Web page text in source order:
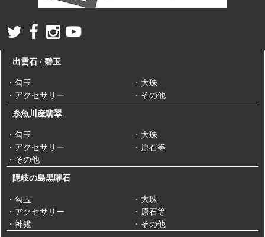
出雲石 / 碧玉
・勾玉
・大珠
・アクセサリー
・その他
糸魚川産翡翠
・勾玉
・大珠
・アクセサリー
・原石等
・その他
隠岐の島黒曜石
・勾玉
・大珠
・アクセサリー
・原石等
・神鏡
・その他